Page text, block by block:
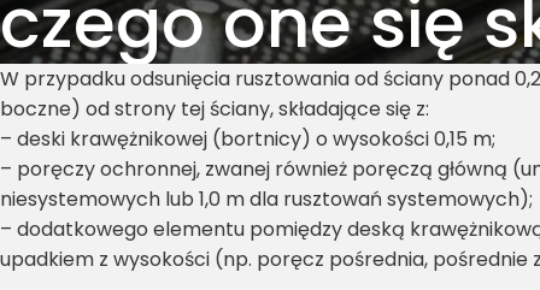
czego one się
W przypadku odsunięcia rusztowania od ściany ponad
boczne) od strony tej ściany, składające się z:
– deski krawężnikowej (bortnicy) o wysokości 0,15 m;
– poręczy ochronnej, zwanej również poręczą główną
niesystemowych lub 1,0 m dla rusztowań systemowych);
– dodatkowego elementu pomiędzy deską
upadkiem z wysokości (np. poręcz pośrednia, pośrednie